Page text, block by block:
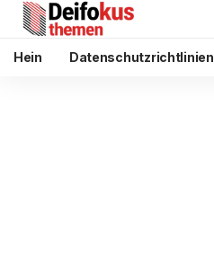
Hein Datenschutzrichtlinien